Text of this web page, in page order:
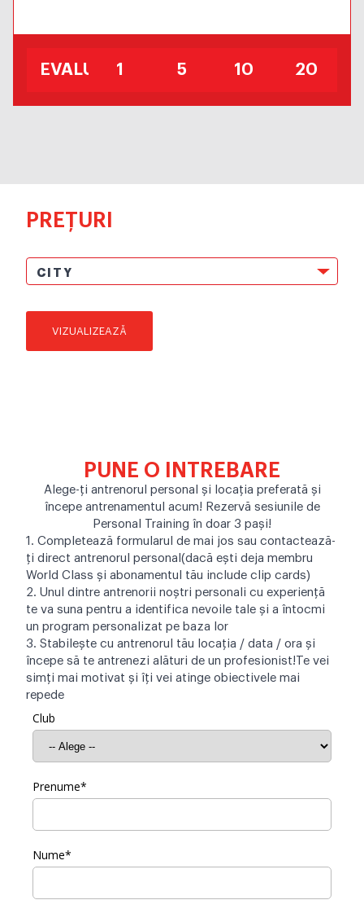
EVALUARE1 5 10 20
PREȚURI
CITY
VIZUALIZEAZĂ
PUNE O INTREBARE
Alege-ți antrenorul personal și locația preferată și
începe antrenamentul acum! Rezervă sesiunile de
Personal Training în doar 3 pași!
1. Completează formularul de mai jos sau contactează-
ți direct antrenorul personal(dacă ești deja membru
World Class și abonamentul tău include clip cards)
2. Unul dintre antrenorii noștri personali cu experiență
te va suna pentru a identifica nevoile tale și a întocmi
un program personalizat pe baza lor
3. Stabilește cu antrenorul tău locația / data / ora și
începe să te antrenezi alături de un profesionist!Te vei
simți mai motivat și îți vei atinge obiectivele mai
repede